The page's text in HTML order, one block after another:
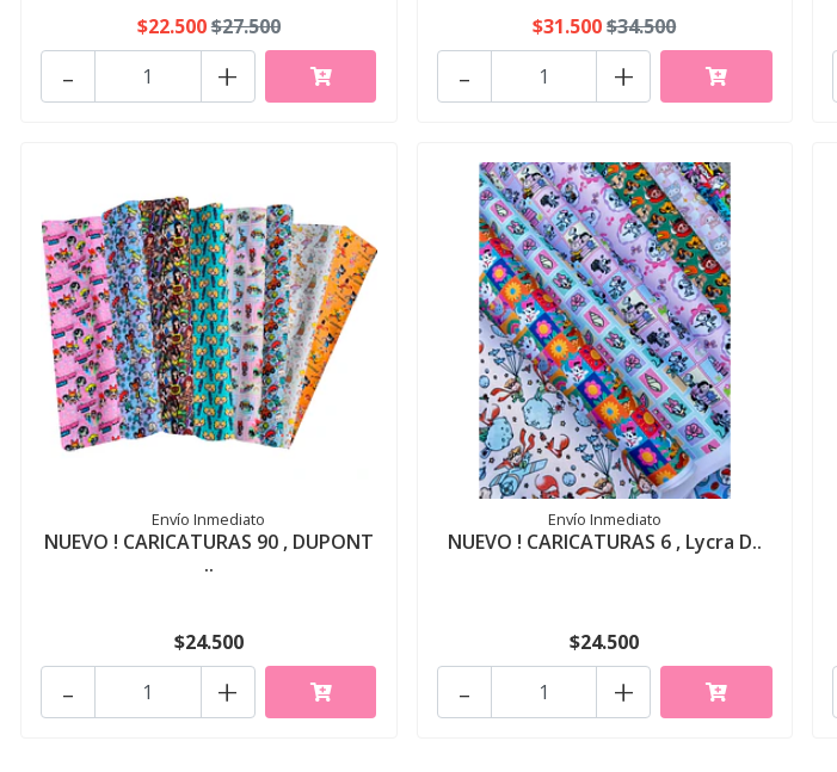
$22.500$27.500
+
-
$31.500$34.500
+
-
Envío Inmediato
NUEVO ! CARICATURAS 90 , DUPONT
..
$24.500
+
-
Envío Inmediato
NUEVO ! CARICATURAS 6 , Lycra D..
$24.500
+
-